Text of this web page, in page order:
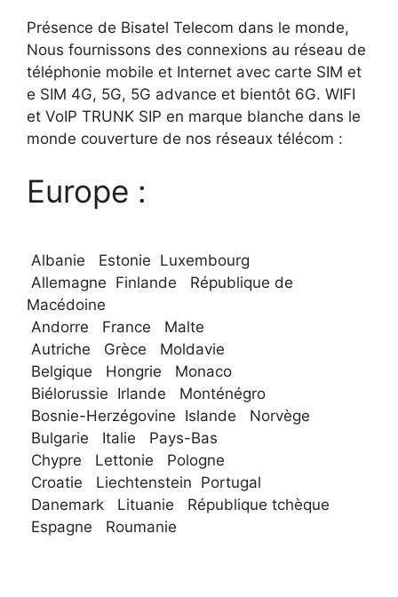
Présence de Bisatel Telecom dans le monde,
Nous fournissons des connexions au réseau de
téléphonie mobile et Internet avec carte SIM et
e SIM 4G, 5G, 5G advance et bientôt 6G. WIFI
et VoIP TRUNK SIP en marque blanche dans le
monde couverture de nos réseaux télécom :
Europe :
Albanie Estonie Luxembourg
Allemagne Finlande République de
Macédoine
Andorre France Malte
Autriche Grèce Moldavie
Belgique Hongrie Monaco
Biélorussie Irlande Monténégro
Bosnie-Herzégovine Islande Norvège
Bulgarie Italie Pays-Bas
Chypre Lettonie Pologne
Croatie Liechtenstein Portugal
Danemark Lituanie République tchèque
Espagne Roumanie